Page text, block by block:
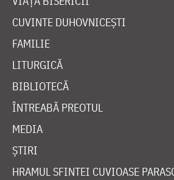
CUVINTE DUHOVNICEȘTI
FAMILIE
LITURGICĂ
BIBLIOTECĂ
ÎNTREABĂ PREOTUL
MEDIA
ȘTIRI
HRAMUL SFINTEI CUVIOASE